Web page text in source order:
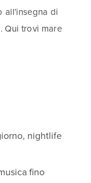
di
. Qui trovi mare
nightlife
fino